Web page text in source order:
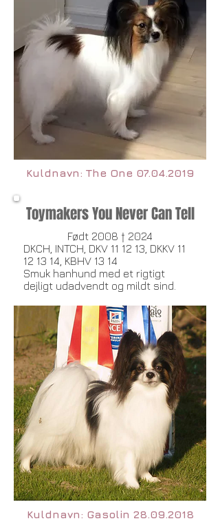
Kuldnavn: The One 07.04.2019
Toymakers You Never Can Tell
Født 2008 † 2024
DKCH, INTCH, DKV 11 12 13, DKKV 11
12 13 14 , KBHV 13 14
Smuk hanhund med et rigtigt
dejligt udadvendt og mildt sind.
Kuldnavn: Gasolin 28.09.2018